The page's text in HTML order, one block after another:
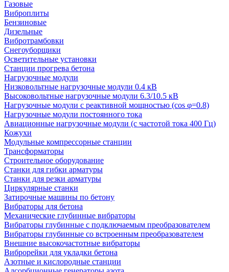
Газовые
Виброплиты
Бензиновые
Дизельные
Вибротрамбовки
Снегоуборщики
Осветительные установки
Станции прогрева бетона
Нагрузочные модули
Низковольтные нагрузочные модули 0.4 кВ
Высоковольтные нагрузочные модули 6.3/10.5 кВ
Нагрузочные модули с реактивной мощностью (cos φ=0.8)
Нагрузочные модули постоянного тока
Авиационные нагрузочные модули (с частотой тока 400 Гц)
Кожухи
Модульные компрессорные станции
Трансформаторы
Строительное оборудование
Станки для гибки арматуры
Станки для резки арматуры
Циркулярные станки
Затирочные машины по бетону
Вибраторы для бетона
Механические глубинные вибраторы
Вибраторы глубинные с подключаемым преобразователем
Вибраторы глубинные со встроенным преобразователем
Внешние высокочастотные вибраторы
Виброрейки для укладки бетона
Азотные и кислородные станции